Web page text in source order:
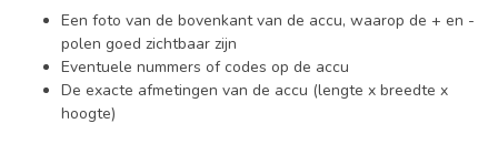
Een foto van de bovenkant van de accu, waarop de + en -
polen goed zichtbaar zijn
Eventuele nummers of codes op de accu
De exacte afmetingen van de accu (lengte x breedte x
hoogte)